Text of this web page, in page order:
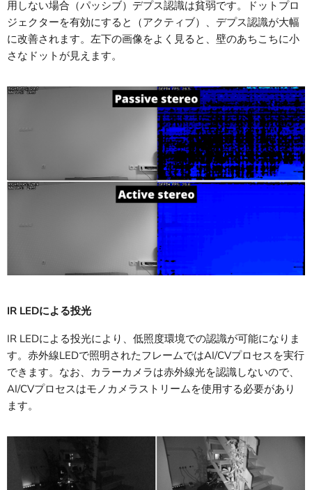
用しない場合（パッシブ）デプス認識は貧弱です。ドットプロ
ジェクターを有効にすると（アクティブ）、デプス認識が大幅
に改善されます。左下の画像をよく見ると、壁のあちこちに小
さなドットが見えます。
IR LEDによる投光
IR LEDによる投光により、低照度環境での認識が可能になりま
す。赤外線LEDで照明されたフレームではAI/CVプロセスを実行
できます。なお、カラーカメラは赤外線光を認識しないので、
AI/CVプロセスはモノカメラストリームを使用する必要があり
ます。